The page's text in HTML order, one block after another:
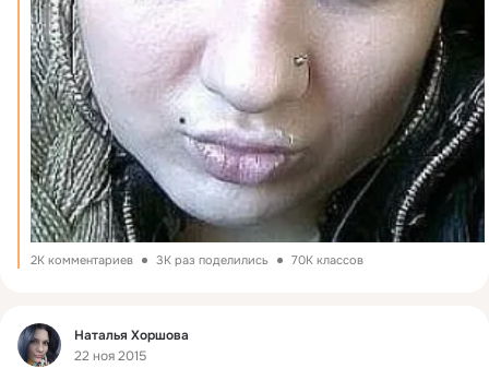
2K комментариев 3K раз поделились 70K классов
Фид
Наталья Хоршова
22 ноя 2015